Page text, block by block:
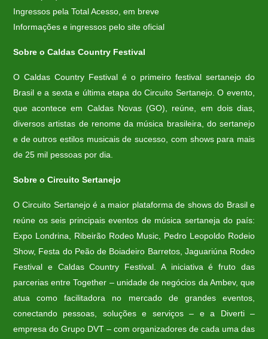
Ingressos pela Total Acesso, em breve
Informações e ingressos pelo site oficial
Sobre o Caldas Country Festival
O Caldas Country Festival é o primeiro festival sertanejo do
Brasil e a sexta e última etapa do Circuito Sertanejo. O evento,
que acontece em Caldas Novas (GO), reúne, em dois dias,
diversos artistas de renome da música brasileira, do sertanejo
e de outros estilos musicais de sucesso, com shows para mais
de 25 mil pessoas por dia.
Sobre o Circuito Sertanejo
O Circuito Sertanejo é a maior plataforma de shows do Brasil e
reúne os seis principais eventos de música sertaneja do país:
Expo Londrina, Ribeirão Rodeo Music, Pedro Leopoldo Rodeio
Show, Festa do Peão de Boiadeiro Barretos, Jaguariúna Rodeo
Festival e Caldas Country Festival. A iniciativa é fruto das
parcerias entre Together – unidade de negócios da Ambev, que
atua como facilitadora no mercado de grandes eventos,
conectando pessoas, soluções e serviços – e a Diverti –
empresa do Grupo DVT – com organizadores de cada uma das